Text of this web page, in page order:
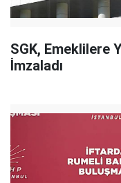
SGK, Emeklilere
İmzaladı